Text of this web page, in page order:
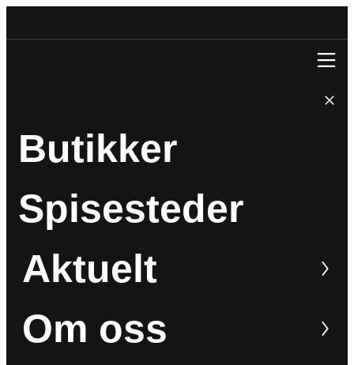
Butikker
Spisesteder
Aktuelt
Om oss